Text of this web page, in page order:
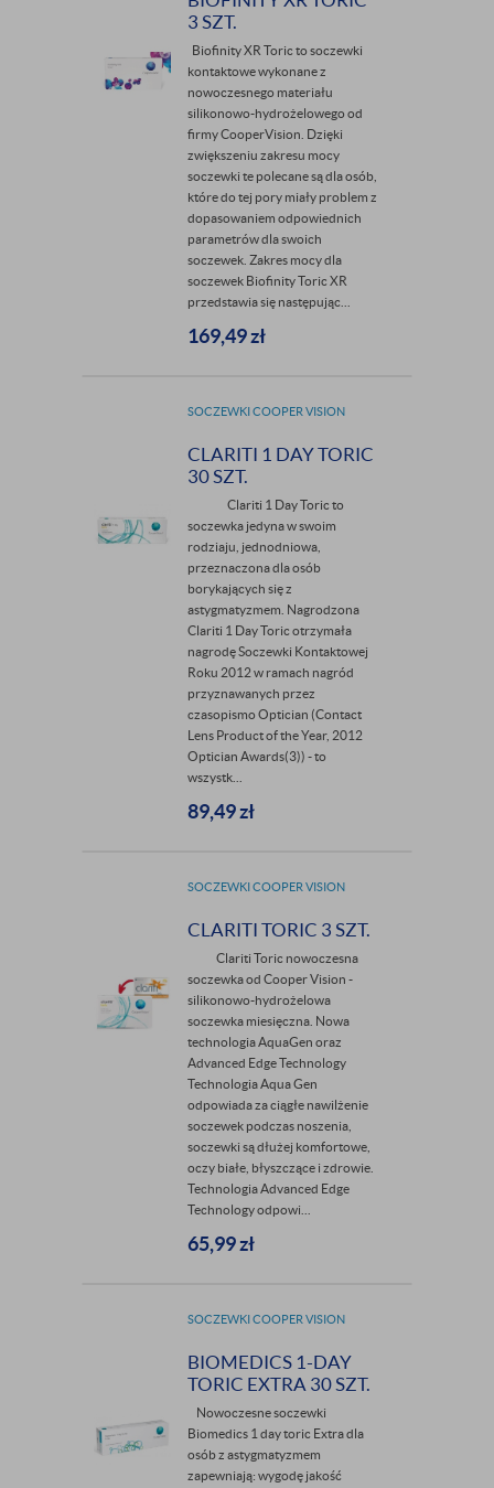
3 SZT.
Biofinity XR Toric to soczewki
kontaktowe wykonane z
nowoczesnego materiału
silikonowo-hydrożelowego od
firmy CooperVision. Dzięki
zwiększeniu zakresu mocy
soczewki te polecane są dla osób,
które do tej pory miały problem z
dopasowaniem odpowiednich
parametrów dla swoich
soczewek. Zakres mocy dla
soczewek Biofinity Toric XR
przedstawia się następując...
169,49zł
SOCZEWKI COOPER VISION
CLARITI 1 DAY TORIC
30 SZT.
Clariti 1 Day Toric to
soczewka jedyna w swoim
rodziaju, jednodniowa,
przeznaczona dla osób
borykających się z
astygmatyzmem. Nagrodzona
Clariti 1 Day Toric otrzymała
nagrodę Soczewki Kontaktowej
Roku 2012 w ramach nagród
przyznawanych przez
czasopismo Optician (Contact
Lens Product of the Year, 2012
Optician Awards(3)) - to
wszystk...
89,49zł
SOCZEWKI COOPER VISION
CLARITI TORIC 3 SZT.
Clariti Toric nowoczesna
soczewka od Cooper Vision -
silikonowo-hydrożelowa
soczewka miesięczna. Nowa
technologia AquaGen oraz
Advanced Edge Technology
Technologia Aqua Gen
odpowiada za ciągłe nawilżenie
soczewek podczas noszenia,
soczewki są dłużej komfortowe,
oczy białe, błyszczące i zdrowie.
Technologia Advanced Edge
Technology odpowi...
65,99zł
SOCZEWKI COOPER VISION
BIOMEDICS 1-DAY
TORIC EXTRA 30 SZT.
Nowoczesne soczewki
Biomedics 1 day toric Extra dla
osób z astygmatyzmem
zapewniają: wygodę jakość